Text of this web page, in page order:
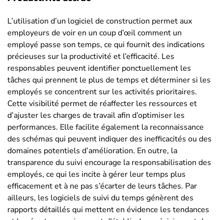
L’utilisation d’un logiciel de construction permet aux
employeurs de voir en un coup d’œil comment un
employé passe son temps, ce qui fournit des indications
précieuses sur la productivité et l’efficacité. Les
responsables peuvent identifier ponctuellement les
tâches qui prennent le plus de temps et déterminer si les
employés se concentrent sur les activités prioritaires.
Cette visibilité permet de réaffecter les ressources et
d’ajuster les charges de travail afin d’optimiser les
performances. Elle facilite également la reconnaissance
des schémas qui peuvent indiquer des inefficacités ou des
domaines potentiels d’amélioration. En outre, la
transparence du suivi encourage la responsabilisation des
employés, ce qui les incite à gérer leur temps plus
efficacement et à ne pas s’écarter de leurs tâches. Par
ailleurs, les logiciels de suivi du temps génèrent des
rapports détaillés qui mettent en évidence les tendances